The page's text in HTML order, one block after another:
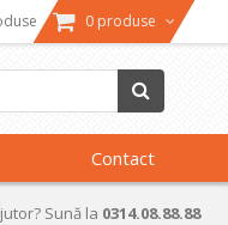
0 produse
Contact
Sună la 0314.08.88.88